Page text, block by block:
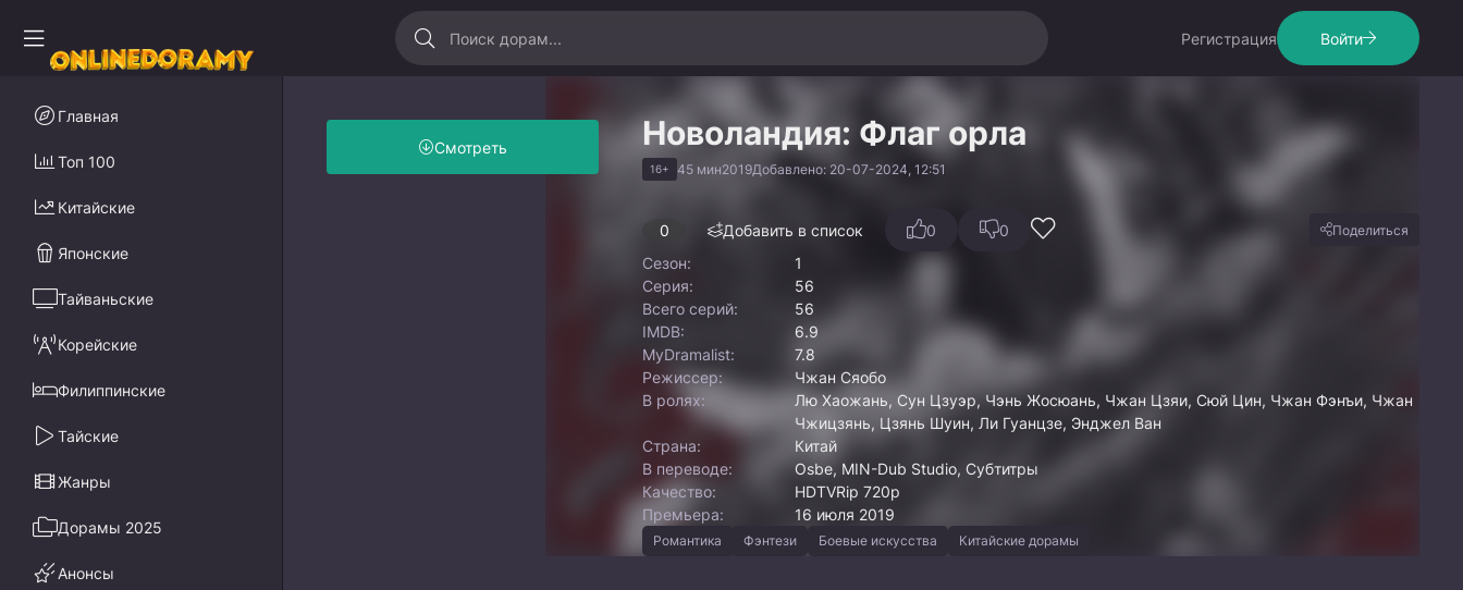
Регистрация Войти
Новоландия: Флаг орла
16+ 45 мин2019Добавлено: 20-07-2024, 12:51
Смотреть
0 Добавить в список 0 0 Поделиться
Сезон:
1
Серия:
56
Всего серий:
56
IMDB:
6.9
MyDramalist:
7.8
Режиссер:
Чжан Сяобо
В ролях:
Лю Хаожань, Сун Цзуэр, Чэнь Жосюань, Чжан Цзяи, Сюй Цин, Чжан Фэнъи, Чжан
Чжицзянь, Цзянь Шуин, Ли Гуанцзе, Энджел Ван
Страна:
Китай
В переводе:
Osbe, MIN-Dub Studio, Субтитры
Качество:
HDTVRip 720p
Премьера:
16 июля 2019
Романтика Фэнтези Боевые искусства Китайские дорамы
Главная
Топ 100
Китайские
Японские
Тайваньские
Корейские
Филиппинские
Тайские
Жанры
Дорамы 2025
Анонсы